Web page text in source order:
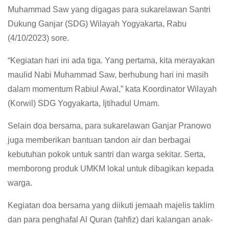
Muhammad Saw yang digagas para sukarelawan Santri
Dukung Ganjar (SDG) Wilayah Yogyakarta, Rabu
(4/10/2023) sore.
“Kegiatan hari ini ada tiga. Yang pertama, kita merayakan
maulid Nabi Muhammad Saw, berhubung hari ini masih
dalam momentum Rabiul Awal,” kata Koordinator Wilayah
(Korwil) SDG Yogyakarta, Ijtihadul Umam.
Selain doa bersama, para sukarelawan Ganjar Pranowo
juga memberikan bantuan tandon air dan berbagai
kebutuhan pokok untuk santri dan warga sekitar. Serta,
memborong produk UMKM lokal untuk dibagikan kepada
warga.
Kegiatan doa bersama yang diikuti jemaah majelis taklim
dan para penghafal Al Quran (tahfiz) dari kalangan anak-